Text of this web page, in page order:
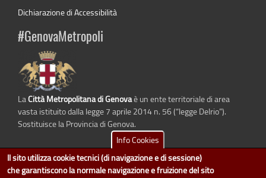
Dichiarazione di Accessibilità
#GenovaMetropoli
La Città Metropolitana di Genovaè un ente territoriale di area
vasta istituito dalla legge 7 aprile 2014 n. 56 (“legge Delrio”).
Sostituisce la Provincia di Genova.
dati.cittametropolitana.genova.itè il progetto "Open Data" della
Info Cookies
Il sito utilizza cookie tecnici (di navigazione e di sessione)
che garantiscono la normale navigazione e fruizione del sito